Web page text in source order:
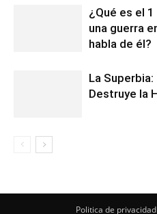
¿Qué es el
una guerra
habla de él?
La
Destruye la
Politica de privacidad